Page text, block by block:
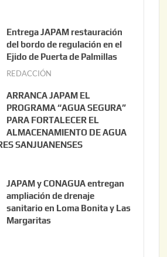
Entrega JAPAM restauración
del bordo de regulación en el
Ejido de Puerta de Palmillas
REDACCIÓN
i
o
2
2
0
ARRANCA JAPAM EL
PROGRAMA “AGUA SEGURA”
PARA FORTALECER EL
ALMACENAMIENTO DE AGUA
SANJUANENSES
JAPAM y CONAGUA entregan
ampliación de drenaje
sanitario en Loma Bonita y Las
Margaritas